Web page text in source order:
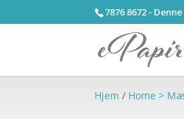
7876 8672 -
Hjem / Home >